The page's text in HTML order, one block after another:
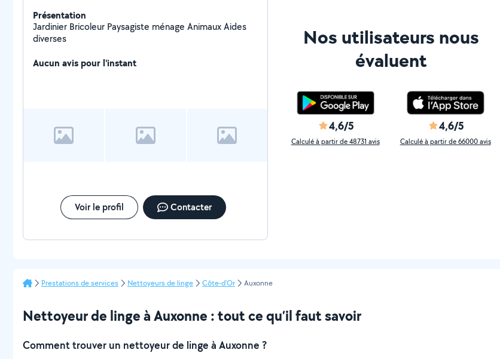
Présentation
Jardinier Bricoleur Paysagiste ménage Animaux Aides
diverses
Aucun avis pour l'instant
Voir le profil Contacter
Nos utilisateurs nous
évaluent
4,6/5
Calculé à partir de 48731 avis
4,6/5
Calculé à partir de 66000 avis
Prestations de services Nettoyeurs de linge Côte-d'Or Auxonne
Nettoyeur de linge à Auxonne : tout ce qu’il faut savoir
Comment trouver un nettoyeur de linge à Auxonne ?